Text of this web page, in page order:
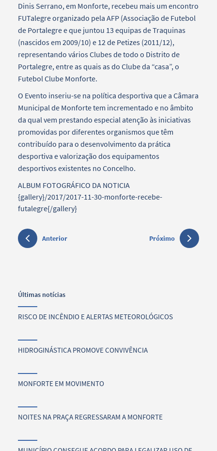
Dinis Serrano, em Monforte, recebeu mais um encontro
FUTalegre organizado pela AFP (Associação de Futebol
de Portalegre e que juntou 13 equipas de Traquinas
(nascidos em 2009/10) e 12 de Petizes (2011/12),
representando vários Clubes de todo o Distrito de
Portalegre, entre as quais as do Clube da “casa”, o
Futebol Clube Monforte.
O Evento inseriu-se na política desportiva que a Câmara
Municipal de Monforte tem incrementado e no âmbito
da qual vem prestando especial atenção às iniciativas
promovidas por diferentes organismos que têm
contribuído para o desenvolvimento da prática
desportiva e valorização dos equipamentos
desportivos existentes no Concelho.
ALBUM FOTOGRÁFICO DA NOTICIA
{gallery}/2017/2017-11-30-monforte-recebe-
futalegre{/gallery}
Anterior Próximo
Últimas notícias
RISCO DE INCÊNDIO E ALERTAS METEOROLÓGICOS
HIDROGINÁSTICA PROMOVE CONVIVÊNCIA
MONFORTE EM MOVIMENTO
NOITES NA PRAÇA REGRESSARAM A MONFORTE